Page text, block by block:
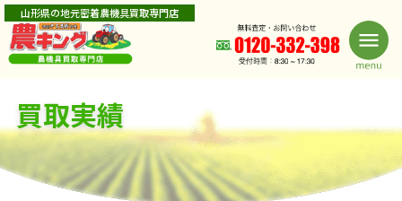
山形県の地元密着農機具買取専門店
買取実績